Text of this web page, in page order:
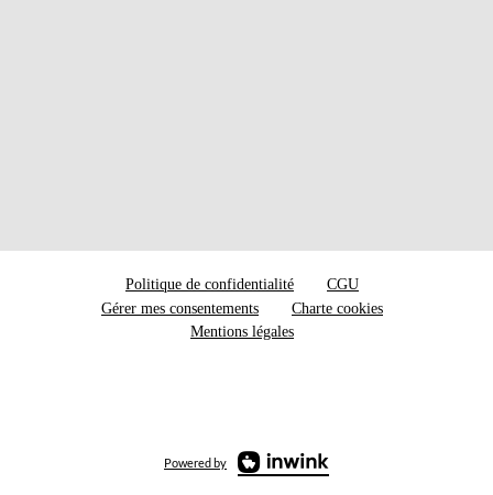
Politique de confidentialité
CGU
Gérer mes consentements
Charte cookies
Mentions légales
Powered by